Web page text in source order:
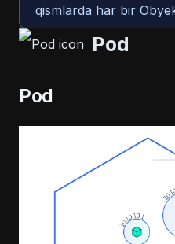
qismlarda har bir
Pod
Pod